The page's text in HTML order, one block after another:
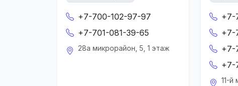
+7-700-102-97-97
+7-701-081-39-65
28а микрорайон, 5, 1 этаж
+7-
+7-
+7-
+7-
11-й